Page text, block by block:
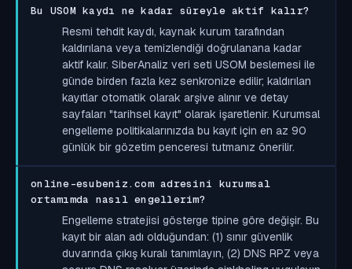
Bu USOM kaydı ne kadar süreyle aktif kalır?
Resmi tehdit kaydı, kaynak kurum tarafından
kaldırılana veya temizlendiği doğrulanana kadar
aktif kalır. SiberAnaliz veri seti USOM beslemesi ile
günde birden fazla kez senkronize edilir; kaldırılan
kayıtlar otomatik olarak arşive alınır ve detay
sayfaları "tarihsel kayıt" olarak işaretlenir. Kurumsal
engelleme politikalarınızda bu kayıt için en az 90
günlük bir gözetim penceresi tutmanız önerilir.
online-esubeniz.com adresini kurumsal
ortamımda nasıl engellerim?
Engelleme stratejisi gösterge tipine göre değişir. Bu
kayıt bir alan adı olduğundan: (1) sınır güvenlik
duvarında çıkış kuralı tanımlayın, (2) DNS RPZ veya